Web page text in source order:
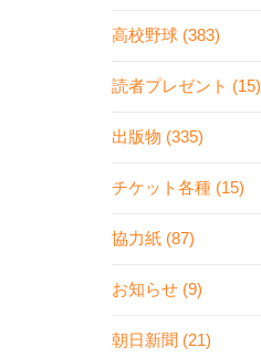
高校野球 (383)
読者プレゼント (15)
出版物 (335)
チケット各種 (15)
協力紙 (87)
お知らせ (9)
朝日新聞 (21)